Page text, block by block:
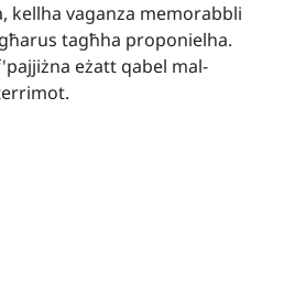
kellha vaganza memorabbli
tagħha proponielha.
eżatt qabel mal-